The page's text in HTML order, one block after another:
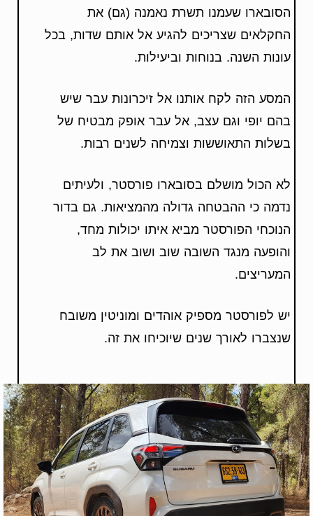
הסובארו שעמנו תשרת נאמנה (גם) את
החקלאים שצריכים להגיע אל אותם שדות, בכל
עונות השנה. בנוחות וביעילות.
המסע הזה לקח אותנו אל זיכרונות עבר שיש
בהם יופי וגם עצב, אל עבר אופק מבטיח של
בשלות התאוששות וצמיחה לשנים רבות.
לא הכול מושלם בסובארו פורסטר, ולעיתים
נדמה כי ההבטחה גדולה מהמציאות. גם בדור
הנוכחי הפורסטר מביא איתו יכולות מחד,
והופעה מנגד השובה שוב ושוב את לב
המעריצים.
יש לפורסטר מספיק אוהדים ומוניטין משובח
שנצברו לאורך שנים שיוכיחו את זה.